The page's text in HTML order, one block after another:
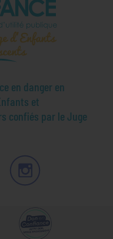
en danger en
et
confiés par le Juge